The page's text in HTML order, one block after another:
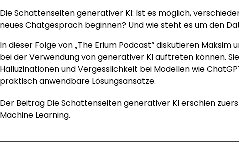
Die Schattenseiten generativer KI: Ist es möglich,
neues Chatgespräch beginnen? Und wie steht es um den
In dieser Folge von „The Erium Podcast“ diskutieren
bei der Verwendung von generativer KI auftreten können.
Halluzinationen und Vergesslichkeit bei Modellen wie
praktisch anwendbare Lösungsansätze.
Der Beitrag Die Schattenseiten generativer KIerschien
Machine Learning.